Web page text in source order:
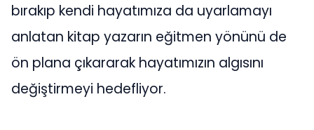
bırakıp kendi hayatımıza da uyarlamayı
anlatan kitap yazarın eğitmen yönünü de
ön plana çıkararak hayatımızın algısını
değiştirmeyi hedefliyor.